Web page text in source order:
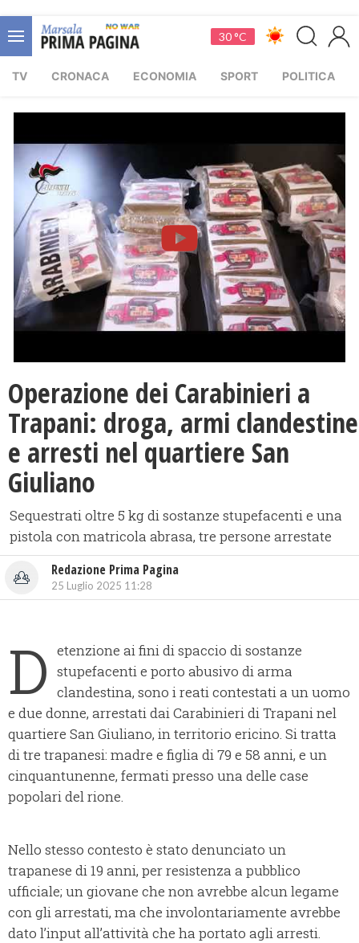
30 °C
TV CRONACA ECONOMIA SPORT POLITICA
Operazione dei Carabinieri a
Trapani: droga, armi clandestine
e arresti nel quartiere San
Giuliano
Sequestrati oltre 5 kg di sostanze stupefacenti e una
pistola con matricola abrasa, tre persone arrestate
Redazione Prima Pagina
25 Luglio 2025 11:28
D etenzione ai fini di spaccio di sostanze
stupefacenti e porto abusivo di arma
clandestina, sono i reati contestati a un uomo
e due donne, arrestati dai Carabinieri di Trapani nel
quartiere San Giuliano, in territorio ericino. Si tratta
di tre trapanesi: madre e figlia di 79 e 58 anni, e un
cinquantunenne, fermati presso una delle case
popolari del rione.
Nello stesso contesto è stato denunciato un
trapanese di 19 anni, per resistenza a pubblico
ufficiale; un giovane che non avrebbe alcun legame
con gli arrestati, ma che involontariamente avrebbe
dato l’input all’attività che ha portato agli arresti.